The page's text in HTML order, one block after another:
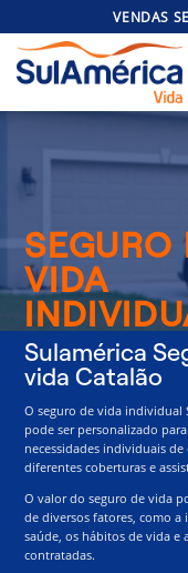
to
content
VENDAS
SEGURO
VIDA
Sulamérica
vida Catalão
O seguro de vida individual
pode ser personalizado
necessidades individuais de
diferentes coberturas e
O valor do seguro de vida
de diversos fatores, como a
saúde, os hábitos de vida e
contratadas.